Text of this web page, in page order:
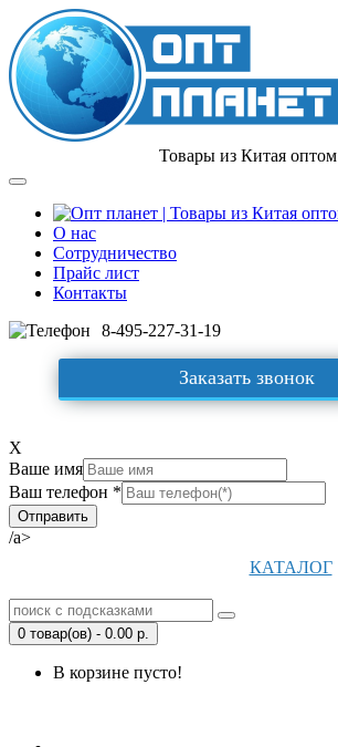
Товары из Китая оптом
О нас
Сотрудничество
Прайс лист
Контакты
8-495-227-31-19
Заказать звонок
X
Ваше имя
Ваш телефон *
/a>
КАТАЛОГ
0 товар(ов) - 0.00 р.
В корзине пусто!